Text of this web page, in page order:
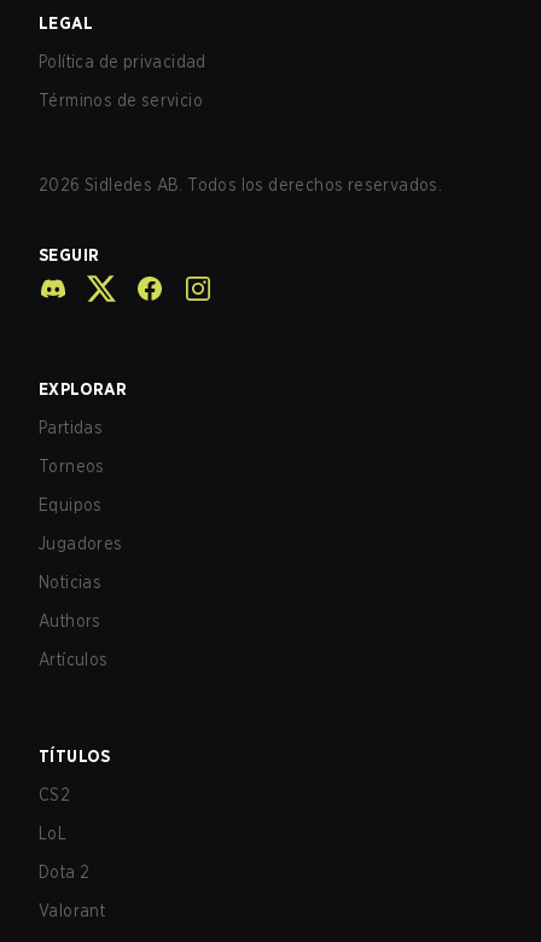
LEGAL
Política de privacidad
Términos de servicio
2026 Sidledes AB. Todos los derechos reservados.
SEGUIR
EXPLORAR
Partidas
Torneos
Equipos
Jugadores
Noticias
Authors
Artículos
TÍTULOS
CS2
LoL
Dota 2
Valorant